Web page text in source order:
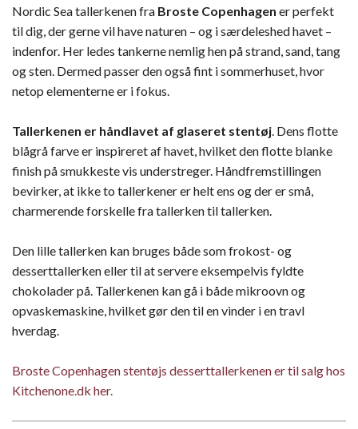
Nordic Sea tallerkenen fra Broste Copenhagen er perfekt
til dig, der gerne vil have naturen – og i særdeleshed havet –
indenfor. Her ledes tankerne nemlig hen på strand, sand, tang
og sten. Dermed passer den også fint i sommerhuset, hvor
netop elementerne er i fokus.
Tallerkenen er håndlavet af glaseret stentøj. Dens flotte
blågrå farve er inspireret af havet, hvilket den flotte blanke
finish på smukkeste vis understreger. Håndfremstillingen
bevirker, at ikke to tallerkener er helt ens og der er små,
charmerende forskelle fra tallerken til tallerken.
Den lille tallerken kan bruges både som frokost- og
desserttallerken eller til at servere eksempelvis fyldte
chokolader på. Tallerkenen kan gå i både mikroovn og
opvaskemaskine, hvilket gør den til en vinder i en travl
hverdag.
Broste Copenhagen stentøjs desserttallerkenen er til salg hos
Kitchenone.dk her.